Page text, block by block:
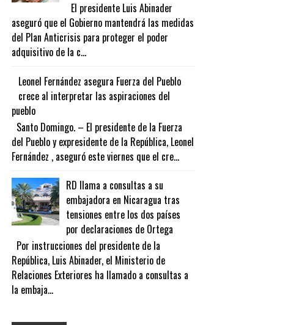
El presidente Luis Abinader
aseguró que el Gobierno mantendrá las medidas
del Plan Anticrisis para proteger el poder
adquisitivo de la c...
Leonel Fernández asegura Fuerza del Pueblo
crece al interpretar las aspiraciones del
pueblo
Santo Domingo. – El presidente de la Fuerza
del Pueblo y expresidente de la República, Leonel
Fernández , aseguró este viernes que el cre...
RD llama a consultas a su
embajadora en Nicaragua tras
tensiones entre los dos países
por declaraciones de Ortega
Por instrucciones del presidente de la
República, Luis Abinader, el Ministerio de
Relaciones Exteriores ha llamado a consultas a
la embaja...